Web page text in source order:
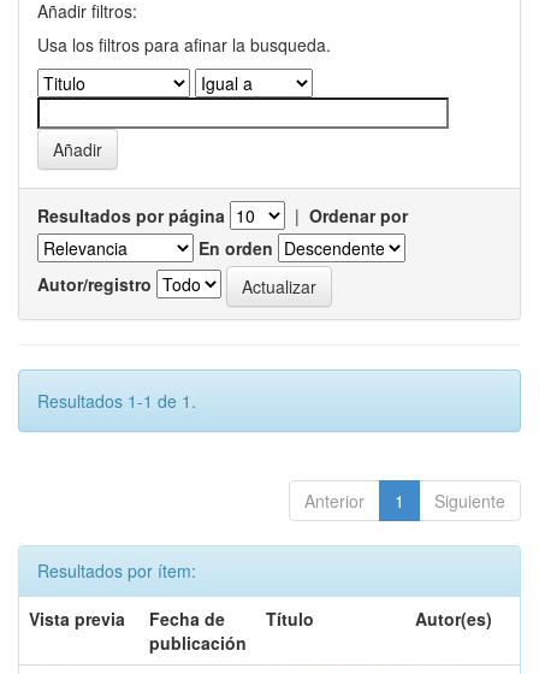
Añadir filtros:
Usa los filtros para afinar la busqueda.
Resultados por página | Ordenar por
En orden
Autor/registro
Resultados 1-1 de 1.
Anterior 1 Siguiente
Resultados por ítem:
Vista previa
Fecha de
publicación
Título Autor(es)